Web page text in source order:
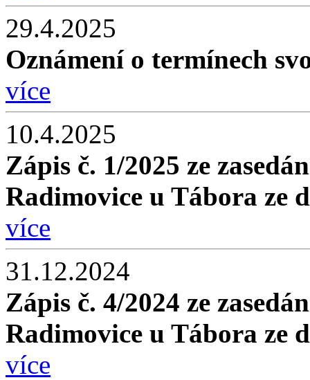
29.4.2025
Oznámení o termínech
více
10.4.2025
Zápis č. 1/2025 ze
Radimovice u Tábora ze
více
31.12.2024
Zápis č. 4/2024 ze
Radimovice u Tábora ze
více